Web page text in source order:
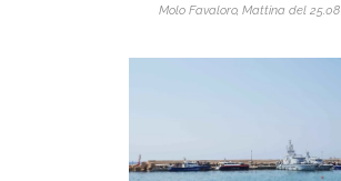
Molo Favaloro, Mattina del 25.08